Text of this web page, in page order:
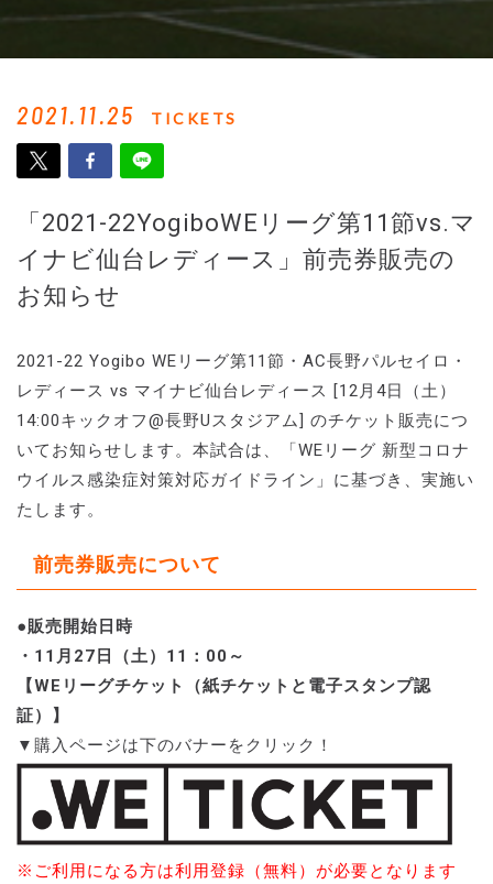
2021.11.25 TICKETS
「2021-22YogiboWEリーグ第11節vs.マ
イナビ仙台レディース」前売券販売の
お知らせ
2021-22 Yogibo WEリーグ第11節・AC長野パルセイロ・
レディース vs マイナビ仙台レディース [12月4日（土）
14:00キックオフ@長野Uスタジアム] のチケット販売につ
いてお知らせします。本試合は、「WEリーグ 新型コロナ
ウイルス感染症対策対応ガイドライン」に基づき、実施い
たします。
前売券販売について
●販売開始日時
・11月27日（土）11：00～
【WEリーグチケット（紙チケットと電子スタンプ認
証）】
▼購入ページは下のバナーをクリック！
※ご利用になる方は利用登録（無料）が必要となります